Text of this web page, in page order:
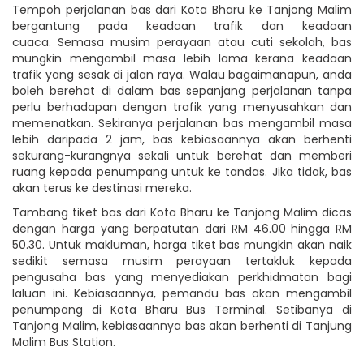
Tempoh perjalanan bas dari Kota Bharu ke Tanjong Malim
bergantung pada keadaan trafik dan keadaan
cuaca. Semasa musim perayaan atau cuti sekolah, bas
mungkin mengambil masa lebih lama kerana keadaan
trafik yang sesak di jalan raya. Walau bagaimanapun, anda
boleh berehat di dalam bas sepanjang perjalanan tanpa
perlu berhadapan dengan trafik yang menyusahkan dan
memenatkan. Sekiranya perjalanan bas mengambil masa
lebih daripada 2 jam, bas kebiasaannya akan berhenti
sekurang-kurangnya sekali untuk berehat dan memberi
ruang kepada penumpang untuk ke tandas. Jika tidak, bas
akan terus ke destinasi mereka.
Tambang tiket bas dari Kota Bharu ke Tanjong Malim dicas
dengan harga yang berpatutan dari RM 46.00 hingga RM
50.30. Untuk makluman, harga tiket bas mungkin akan naik
sedikit semasa musim perayaan tertakluk kepada
pengusaha bas yang menyediakan perkhidmatan bagi
laluan ini. Kebiasaannya, pemandu bas akan mengambil
penumpang di Kota Bharu Bus Terminal. Setibanya di
Tanjong Malim, kebiasaannya bas akan berhenti di Tanjung
Malim Bus Station.